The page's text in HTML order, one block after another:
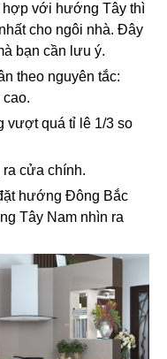
hợp với hướng Tây thì
cho ngôi nhà. Đây
bạn cần lưu ý.
theo nguyên tắc:
vượt quá tỉ lê 1/3 so
cửa chính.
hướng Đông Bắc
Tây Nam nhìn ra